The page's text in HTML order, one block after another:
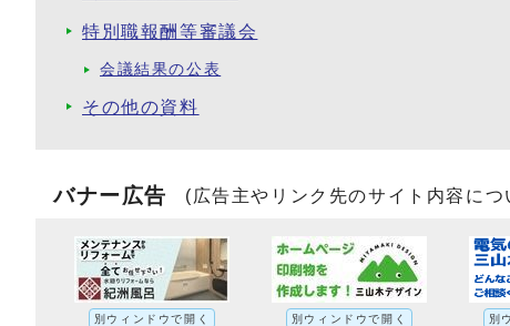
特別職報酬等審議会
会議結果の公表
その他の資料
バナー広告 (広告主やリンク先のサイト内容に
別ウィンドウで開く 別ウィンドウで開く 別